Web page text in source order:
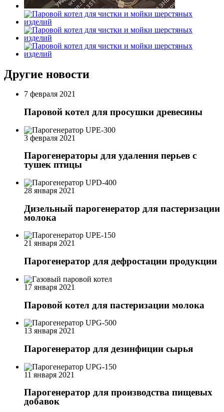
Другие новости
7 февраля 2021
Паровой котел для просушки древесины
3 февраля 2021
Парогенераторы для удаления перьев с
тушек птицы
28 января 2021
Дизельный парогенератор для пастеризации
молока
21 января 2021
Парогенератор для дефростации продукции
17 января 2021
Паровой котел для пастеризации молока
13 января 2021
Парогенератор для дезинфиции сырья
11 января 2021
Парогенератор для производства пищевых
добавок